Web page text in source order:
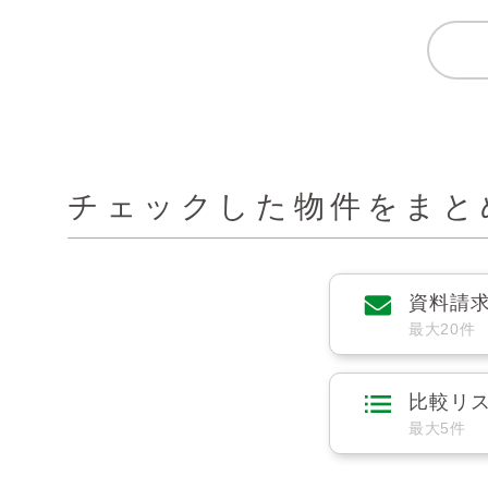
チェックした物件をまと
資料請
最大20件
比較リ
最大5件